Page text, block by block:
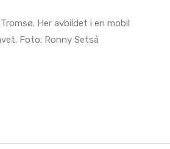
Her avbildet i en mobil
Foto: Ronny Setså